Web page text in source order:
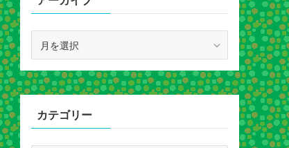
カ
イ
ブ
カテゴリー